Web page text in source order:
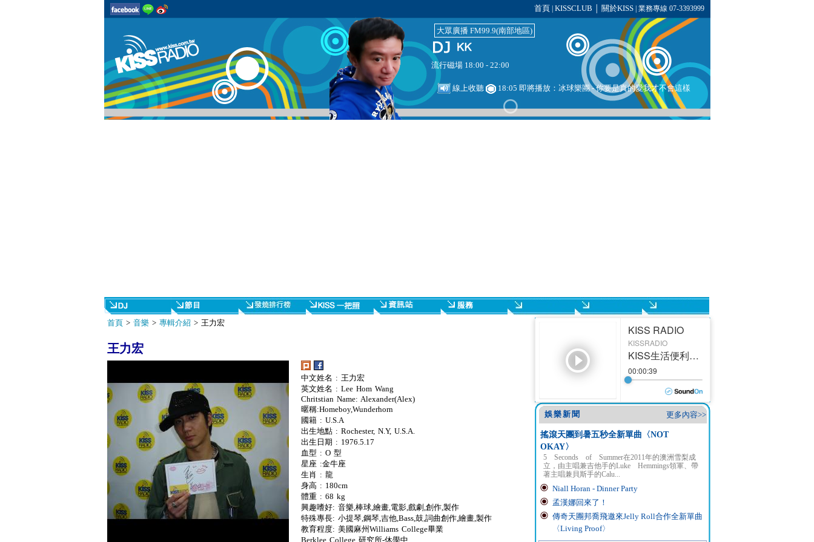
首頁 KISSCLUB 關於KISS| 業務專線 07-3393999
大眾廣播 FM99.9(南部地區)
流行磁場 18:00 - 22:00
線上收聽 18:05 即將播放：冰球樂團 - 你要是真的愛我才不會這樣
首頁> 音樂> 專輯介紹 > 王力宏
王力宏
中文姓名 : 王力宏
英文姓名 : Lee Hom Wang
Chritstian Name: Alexander(Alex)
暱稱:Homeboy,Wunderhorn
國籍 : U.S.A
出生地點 : Rochester, N.Y, U.S.A.
出生日期 : 1976.5.17
血型 : O 型
星座 :金牛座
生肖 : 龍
身高 : 180cm
體重 : 68 kg
興趣嗜好: 音樂,棒球,繪畫,電影,戲劇,創作,製作
特殊專長: 小提琴,鋼琴,吉他,Bass,鼓,詞曲創作,繪畫,製作
教育程度: 美國麻州Williams College畢業
Berklee College 研究所-休學中
更多內容>>
娛樂新聞
搖滾天團到暑五秒全新單曲〈NOT
OKAY〉
5 Seconds of Summer在2011年的澳洲雪梨成
立，由主唱兼吉他手的Luke Hemmings領軍、帶
著主唱兼貝斯手的Calu...
Niall Horan - Dinner Party
孟漢娜回來了！
傳奇天團邦喬飛邀來Jelly Roll合作全新單曲
〈Living Proof〉